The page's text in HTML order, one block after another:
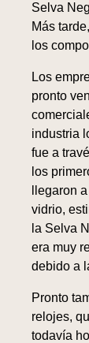
Selva
Más
los
Los
pronto
industria
fue a
los
llegaron
vidrio,
la Selva
era muy
debido a
Pronto
relojes,
todavía